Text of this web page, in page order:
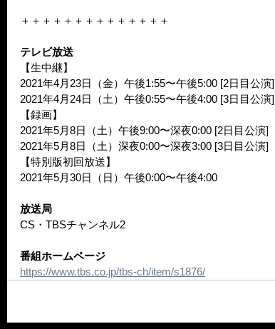
＋＋＋＋＋＋＋＋＋＋＋＋＋＋
テレビ放送
【生中継】
2021年4月23日（金）午後1:55〜午後5:00 [2日目公演]
2021年4月24日（土）午後0:55〜午後4:00 [3日目公演]
【録画】
2021年5月8日（土）午後9:00〜深夜0:00 [2日目公演]
2021年5月8日（土）深夜0:00〜深夜3:00 [3日目公演]
【特別版初回放送】
2021年5月30日（日）午後0:00〜午後4:00
放送局
CS・TBSチャンネル2
番組ホームページ
https://www.tbs.co.jp/tbs-ch/item/s1876/